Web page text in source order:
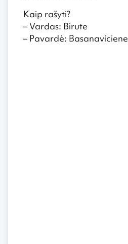
Kaip rašyti?
– Vardas: Birute
– Pavardė: Basanaviciene